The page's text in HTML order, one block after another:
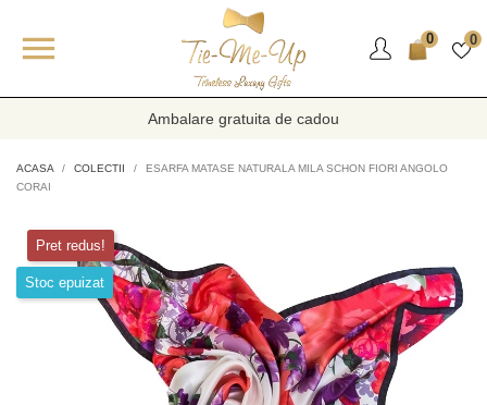
 0 0
Ambalare gratuita de cadou
ACASA COLECTII
ESARFA MATASE NATURALA MILA SCHON FIORI ANGOLO
CORAI
Pret redus!
Stoc epuizat